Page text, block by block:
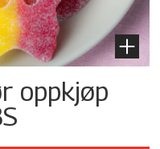
oppkjøp